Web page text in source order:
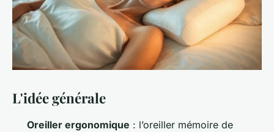
L'idée générale
Oreiller ergonomique : l’oreiller mémoire de